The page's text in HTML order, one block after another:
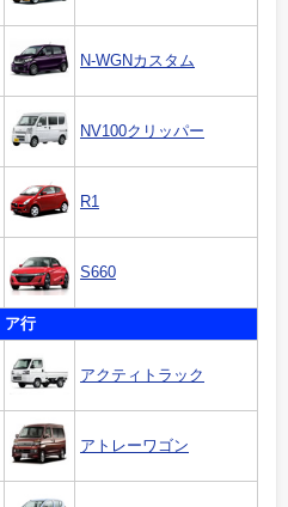
N-WGNカスタム
NV100クリッパー
R1
S660
ア行
アクティトラック
アトレーワゴン